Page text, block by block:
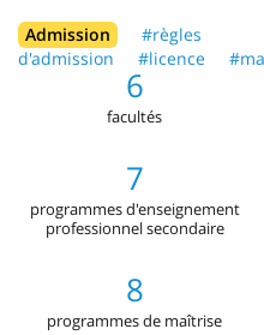
Admission
#règles
d'admission
#licence
6
facultés
7
programmes d'enseignement
professionnel secondaire
8
programmes de maîtrise